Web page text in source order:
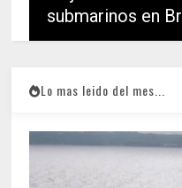
submarinos en
Lo mas leido del mes...